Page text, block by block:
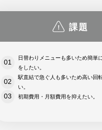
課題
日替わりメニューも多いため簡単
をしたい。
駅直結で急ぐ人も多いため高い回
い。
初期費用・月額費用を抑えたい。